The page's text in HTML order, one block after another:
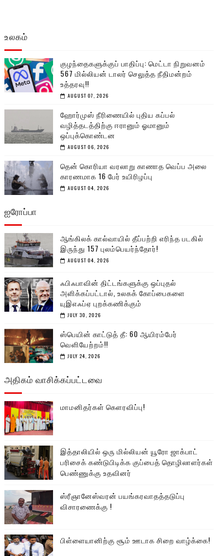
உலகம்
குழந்தைகளுக்குப் பாதிப்பு: மெட்டா நிறுவனம்
567 மில்லியன் டாலர் செலுத்த நீதிமன்றம்
உத்தரவு!!
AUGUST 07, 2026
ஹோர்முஸ் நீரிணையில் புதிய கப்பல்
வழித்தடத்திற்கு ஈரானும் ஓமானும்
ஒப்புக்கொண்டன
AUGUST 06, 2026
தென் கொரியா வரலாறு காணாத வெப்ப அலை
காரணமாக 16 பேர் உயிரிழப்பு
AUGUST 04, 2026
ஐரோப்பா
ஆங்கிலக் கால்வாயில் தீப்பற்றி எரிந்த படகில்
இருந்து 157 புலம்பெயர்ந்தோர்!
AUGUST 04, 2026
ஃபிஃபாவின் திட்டங்களுக்கு ஒப்புதல்
அளிக்கப்பட்டால், உலகக் கோப்பைகளை
யுஇஎஃப்ஏ புறக்கணிக்கும்
JULY 30, 2026
ஸ்பெயின் காட்டுத் தீ: 60 ஆயிரம்பேர்
வெளியேற்றம்!!
JULY 24, 2026
அதிகம் வாசிக்கப்பட்டவை
மாமனிதர்கள் கௌரவிப்பு!
இத்தாலியில் ஒரு மில்லியன் யூரோ ஜாக்பாட்
பரிசைக் கண்டுபிடிக்க குப்பைத் தொழிலாளர்கள்
பெண்ணுக்கு உதவினர்
ஸ்ரீஞானேஸ்வரன் பயங்கரவாதத்தடுப்பு
விசாரணைக்கு !
பிள்ளையானிற்கு சூம் ஊடாக சிறை வாழ்க்கை!